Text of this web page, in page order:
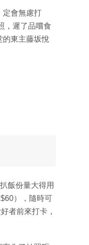
定會無慮打
，遲了品嚐食
的東主藤坂悅
飯份量大得用
），隨時可
者前來打卡，